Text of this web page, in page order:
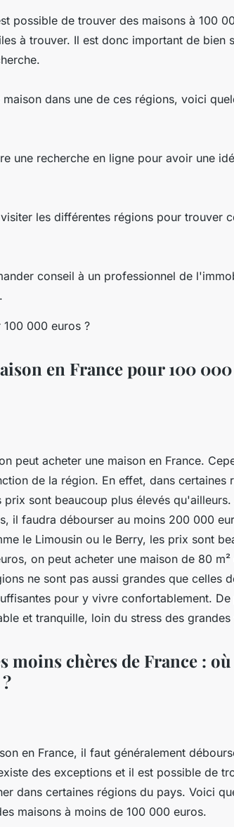
possible de trouver des maisons à 100
à trouver. Il est donc important de bien
maison dans une de ces régions, voici
une recherche en ligne pour avoir une
les différentes régions pour trouver
conseil à un professionnel de
en France pour 100
peut acheter une maison en France.
de la région. En effet, dans certaines
prix sont beaucoup plus élevés
il faudra débourser au moins 200 000
le Limousin ou le Berry, les prix sont
on peut acheter une maison de 80
ne sont pas aussi grandes que celles
pour y vivre confortablement.
et tranquille, loin du stress des grandes
moins chères de France :
en France, il faut généralement
des exceptions et il est possible de
dans certaines régions du pays. Voici
maisons à moins de 100 000 euros.